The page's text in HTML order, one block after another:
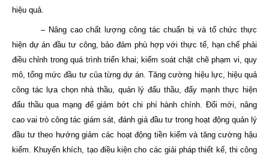
hiệu quả.
– Nâng cao chất lượng công tác chuẩn bị và tổ chức thực
hiện dự án đầu tư công, bảo đảm phù hợp với thực tế, hạn chế phải
điều chỉnh trong quá trình triển khai; kiểm soát chặt chẽ phạm vi, quy
mô, tổng mức đầu tư của từng dự án. Tăng cường hiệu lực, hiệu quả
công tác lựa chọn nhà thầu, quản lý đấu thầu, đẩy mạnh thực hiện
đấu thầu qua mạng để giảm bớt chi phí hành chính. Đổi mới, nâng
cao vai trò công tác giám sát, đánh giá đầu tư trong hoạt động quản lý
đầu tư theo hướng giảm các hoạt động tiền kiểm và tăng cường hậu
kiểm. Khuyến khích, tạo điều kiện cho các giải pháp thiết kế, thi công